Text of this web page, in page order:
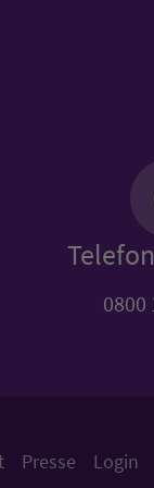
0800
Presse Login